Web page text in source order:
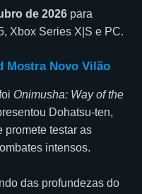
de 2026 para
Xbox Series X|S e PC.
Mostra Novo Vilão
Onimusha: Way of the
Dohatsu-ten,
promete testar as
intensos.
das profundezas do